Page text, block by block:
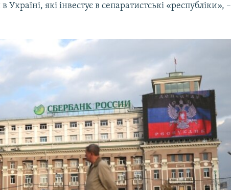
Україні, які інвестує в сепаратистські «республіки», –